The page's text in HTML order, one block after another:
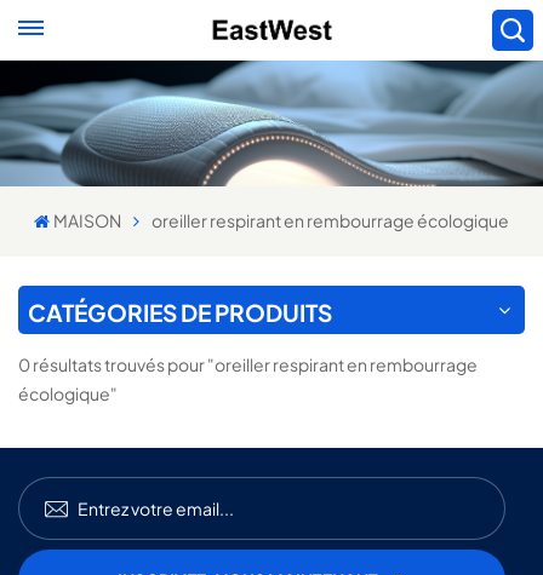
MAISON oreiller respirant en rembourrage écologique
CATÉGORIES DE PRODUITS
0 résultats trouvés pour "oreiller respirant en rembourrage
écologique"